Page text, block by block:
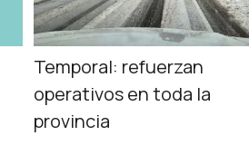
Temporal: refuerzan
operativos en toda la
provincia